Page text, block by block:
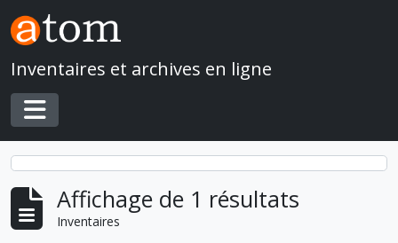
Skip to main content
Inventaires et archives en ligne
Toggle navigation
Affichage de 1 résultats
Inventaires